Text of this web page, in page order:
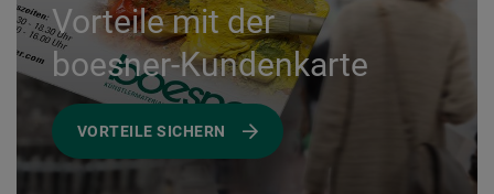
Vorteile mit der
boesner-Kundenkarte
VORTEILE SICHERN